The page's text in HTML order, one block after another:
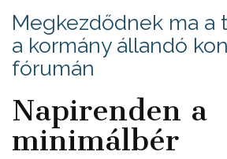
Megkezdődnek ma a
a kormány állandó
fórumán
Napirenden a
minimálbér